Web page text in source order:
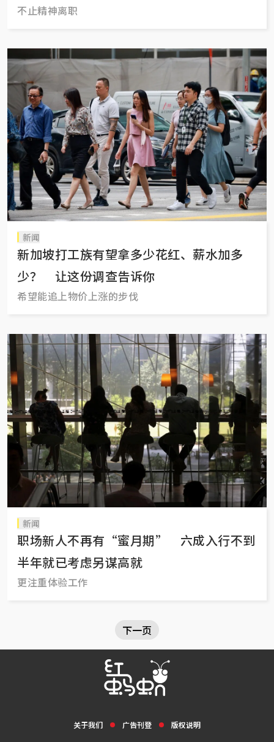
不止精神离职
新闻
新加坡打工族有望拿多少花红、薪水加多
少？ 让这份调查告诉你
希望能追上物价上涨的步伐
新闻
职场新人不再有“蜜月期” 六成入行不到
半年就已考虑另谋高就
更注重体验工作
下一页
关于我们 广告刊登 版权说明